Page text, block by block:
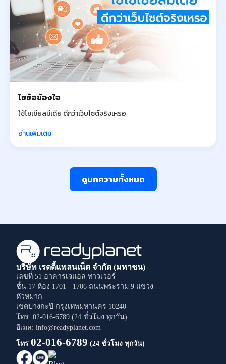
ไขข้อข้องใจ
ใช้โซเชียลมีเดีย ดีกว่าเว็บไซต์จริงเหรอ
อ่านเพิ่มเติม
ดูบทความทั้งหมด
บริษัท เรดดี้แพลนเน็ต จำกัด (มหาชน)
เลขที่ 51 อาคารเจแอล ทาวเวอร์
ชั้น 17 ห้อง 1701 - 1706 ถนนพระราม 9 แขวง
หัวหมาก
เขตบางกะปิ กรุงเทพมหานคร 10240
โทร: 02-016-6789 (24 ชั่วโมง ทุกวัน)
อีเมล: info@readyplanet.com
โทร 02-016-6789 (24 ชั่วโมง ทุกวัน)